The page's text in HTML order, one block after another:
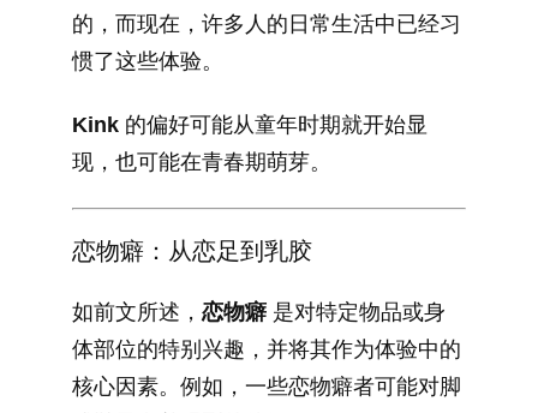
的，而现在，许多人的日常生活中已经习
惯了这些体验。
Kink 的偏好可能从童年时期就开始显
现，也可能在青春期萌芽。
恋物癖：从恋足到乳胶
如前文所述， 恋物癖 是对特定物品或身
体部位的特别兴趣，并将其作为体验中的
核心因素。例如，一些恋物癖者可能对脚